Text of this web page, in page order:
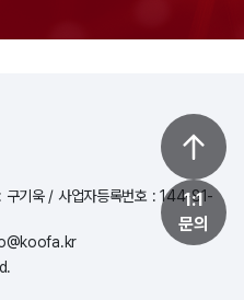
1:1
문의
구기욱 / 사업자등록번호 : 144-81-